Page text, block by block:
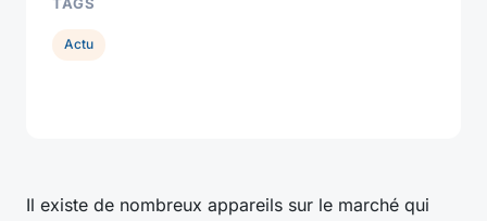
Il existe de nombreux appareils sur le marché qui
Actu